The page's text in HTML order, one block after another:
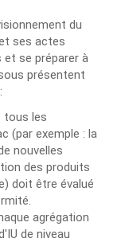
du
ses actes
se préparer à
présentent
tous les
(par exemple : la
nouvelles
des produits
doit être évalué
agrégation
de niveau